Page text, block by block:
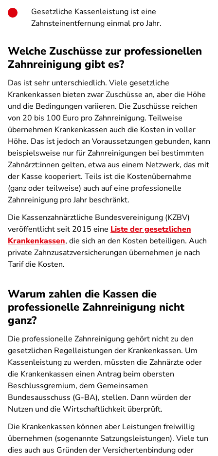
Gesetzliche Kassenleistung ist eine
Zahnsteinentfernung einmal pro Jahr.
Welche Zuschüsse zur professionellen
Zahnreinigung gibt es?
Das ist sehr unterschiedlich. Viele gesetzliche
Krankenkassen bieten zwar Zuschüsse an, aber die Höhe
und die Bedingungen variieren. Die Zuschüsse reichen
von 20 bis 100 Euro pro Zahnreinigung. Teilweise
übernehmen Krankenkassen auch die Kosten in voller
Höhe. Das ist jedoch an Voraussetzungen gebunden, kann
beispielsweise nur für Zahnreinigungen bei bestimmten
Zahnärzt:innen gelten, etwa aus einem Netzwerk, das mit
der Kasse kooperiert. Teils ist die Kostenübernahme
(ganz oder teilweise) auch auf eine professionelle
Zahnreinigung pro Jahr beschränkt.
Die Kassenzahnärztliche Bundesvereinigung (KZBV)
veröffentlicht seit 2015 eine Liste der gesetzlichen
Krankenkassen, die sich an den Kosten beteiligen. Auch
private Zahnzusatzversicherungen übernehmen je nach
Tarif die Kosten.
Warum zahlen die Kassen die
professionelle Zahnreinigung nicht
ganz?
Die professionelle Zahnreinigung gehört nicht zu den
gesetzlichen Regelleistungen der Krankenkassen. Um
Kassenleistung zu werden, müssten die Zahnärzte oder
die Krankenkassen einen Antrag beim obersten
Beschlussgremium, dem Gemeinsamen
Bundesausschuss (G-BA), stellen. Dann würden der
Nutzen und die Wirtschaftlichkeit überprüft.
Die Krankenkassen können aber Leistungen freiwillig
übernehmen (sogenannte Satzungsleistungen). Viele tun
dies auch aus Gründen der Versichertenbindung oder